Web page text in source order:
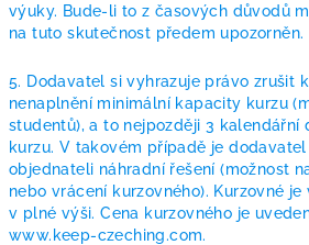
výuky. Bude-li to z časových důvodů
na tuto skutečnost předem upozorněn.
5. Dodavatel si vyhrazuje právo zrušit
nenaplnění minimální kapacity kurzu
studentů), a to nejpozději 3 kalendářní
kurzu. V takovém případě je
objednateli náhradní řešení (možnost
nebo vrácení kurzovného). Kurzovné
v plné výši. Cena kurzovného je
www.keep-czeching.com.